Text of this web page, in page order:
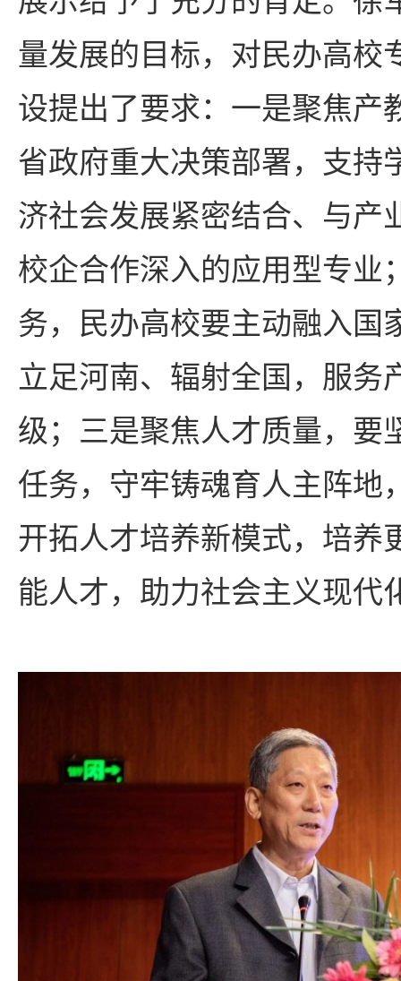
量发展的目标，对民办高校
设提出了要求：一是聚焦产
省政府重大决策部署，支持
济社会发展紧密结合、与产
校企合作深入的应用型专业
务，民办高校要主动融入国
立足河南、辐射全国，服务
级；三是聚焦人才质量，要
任务，守牢铸魂育人主阵地
开拓人才培养新模式，培养
能人才，助力社会主义现代